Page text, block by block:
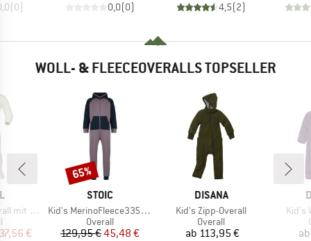
(0) 0,0(0) 4,5(2)
WOLL- & FLEECEOVERALLS TOPSELLER
Preis
€
MARKE
STOIC
Artikel
Kid's MerinoFleece335 MMXX.Lulea Overall
Produktgruppe
Overall
Preis
129,95 €reduzierter Preis
45,48 €
Rabatt
65%
MARKE
DISANA
Artikel
Kid's Zipp-Overall
Produktgruppe
Overall
Preis
ab 113,95 €
Artikel
Kid's
ab